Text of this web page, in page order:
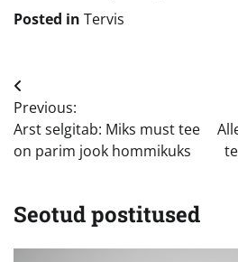
Posted in Tervis
Navigeerimine
Previous:
Arst selgitab: Miks must tee
on parim jook hommikuks
Seotud postitused